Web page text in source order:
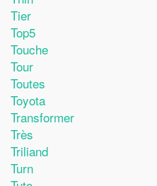
Tier
Top5
Touche
Tour
Toutes
Toyota
Transformer
Très
Triliand
Turn